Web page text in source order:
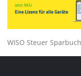
WISO Steuer